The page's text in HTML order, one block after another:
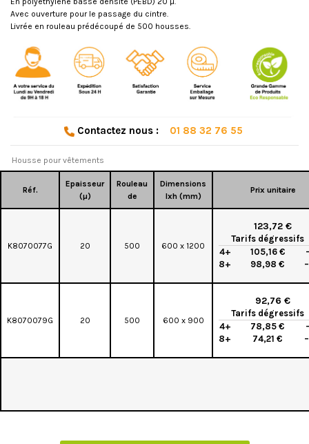
Avec ouverture pour le passage du cintre.
Livrée en rouleau prédécoupé de 500 housses.
Contactez nous : 01 88 32 76 55
Housse pour vêtements
Réf.
Epaisseur
(µ)
Rouleau
de
Dimensions
lxh (mm)
Prix unitaire
K8070077G 20 500 600 x 1200
123,72 €
Tarifs dégressifs
4+
105,16 €
8+
98,98 €
K8070079G 20 500 600 x 900
92,76 €
Tarifs dégressifs
4+
78,85 €
8+
74,21 €